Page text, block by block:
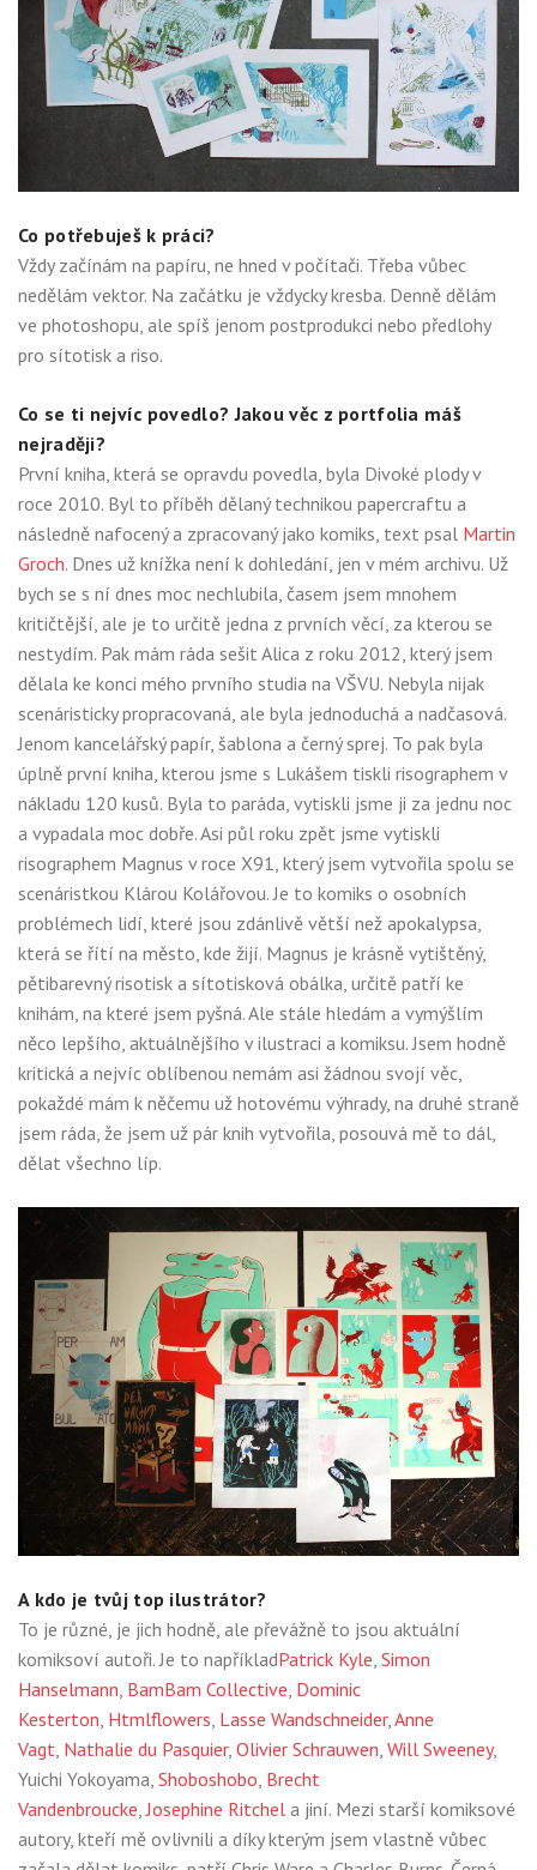
Co potřebuješ k práci?
Vždy začínám na papíru, ne hned v počítači. Třeba vůbec
nedělám vektor. Na začátku je vždycky kresba. Denně dělám
ve photoshopu, ale spíš jenom postprodukci nebo předlohy
pro sítotisk a riso.
Co se ti nejvíc povedlo? Jakou věc z portfolia máš
nejraději?
První kniha, která se opravdu povedla, byla Divoké plody v
roce 2010. Byl to příběh dělaný technikou papercraftu a
následně nafocený a zpracovaný jako komiks, text psal Martin
Groch. Dnes už knížka není k dohledání, jen v mém archivu. Už
bych se s ní dnes moc nechlubila, časem jsem mnohem
kritičtější, ale je to určitě jedna z prvních věcí, za kterou se
nestydím. Pak mám ráda sešit Alica z roku 2012, který jsem
dělala ke konci mého prvního studia na VŠVU. Nebyla nijak
scenáristicky propracovaná, ale byla jednoduchá a nadčasová.
Jenom kancelářský papír, šablona a černý sprej. To pak byla
úplně první kniha, kterou jsme s Lukášem tiskli risographem v
nákladu 120 kusů. Byla to paráda, vytiskli jsme ji za jednu noc
a vypadala moc dobře. Asi půl roku zpět jsme vytiskli
risographem Magnus v roce X91, který jsem vytvořila spolu se
scenáristkou Klárou Kolářovou. Je to komiks o osobních
problémech lidí, které jsou zdánlivě větší než apokalypsa,
která se řítí na město, kde žijí. Magnus je krásně vytištěný,
pětibarevný risotisk a sítotisková obálka, určitě patří ke
knihám, na které jsem pyšná. Ale stále hledám a vymýšlím
něco lepšího, aktuálnějšího v ilustraci a komiksu. Jsem hodně
kritická a nejvíc oblíbenou nemám asi žádnou svojí věc,
pokaždé mám k něčemu už hotovému výhrady, na druhé straně
jsem ráda, že jsem už pár knih vytvořila, posouvá mě to dál,
dělat všechno líp.
A kdo je tvůj top ilustrátor?
To je různé, je jich hodně, ale převážně to jsou aktuální
komiksoví autoři. Je to napříkladPatrick Kyle, Simon
Hanselmann, BamBam Collective, Dominic
Kesterton, Htmlflowers, Lasse Wandschneider,Anne
Vagt, Nathalie du Pasquier, Olivier Schrauwen, Will Sweeney,
Yuichi Yokoyama, Shoboshobo, Brecht
Vandenbroucke,Josephine Ritchel a jiní. Mezi starší komiksové
autory, kteří mě ovlivnili a díky kterým jsem vlastně vůbec